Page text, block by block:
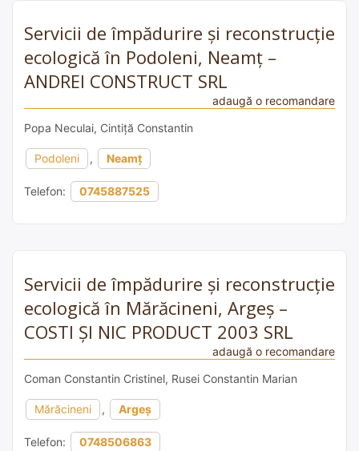
Servicii de împădurire și reconstrucție
ecologică în Podoleni, Neamț –
ANDREI CONSTRUCT SRL
adaugă o recomandare
Popa Neculai, Cintiță Constantin
Podoleni , Neamț
Telefon: 0745887525
Servicii de împădurire și reconstrucție
ecologică în Mărăcineni, Argeș –
COSTI ȘI NIC PRODUCT 2003 SRL
adaugă o recomandare
Coman Constantin Cristinel, Rusei Constantin Marian
Mărăcineni , Argeș
Telefon: 0748506863